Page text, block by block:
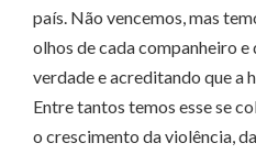
país. Não vencemos, mas
olhos de cada companheiro
verdade e acreditando que a
Entre tantos temos esse se
o crescimento da violência,